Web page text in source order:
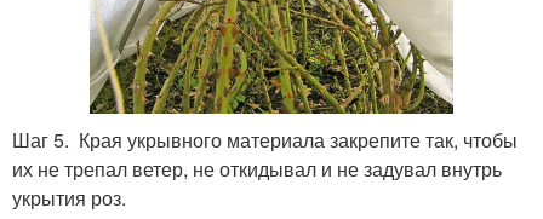
Шаг 5. Края укрывного материала закрепите так, чтобы
их не трепал ветер, не откидывал и не задувал внутрь
укрытия роз.